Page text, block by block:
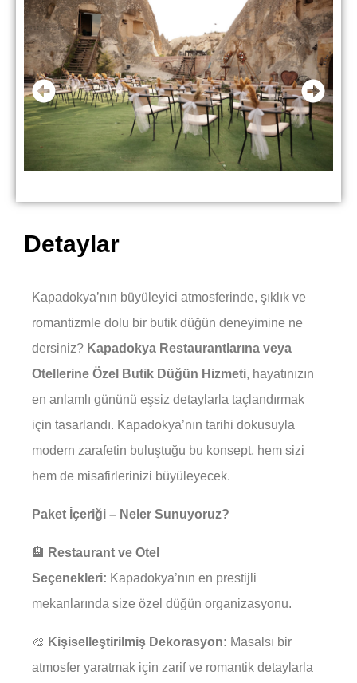
Detaylar
Kapadokya’nın büyüleyici atmosferinde, şıklık ve
romantizmle dolu bir butik düğün deneyimine ne
dersiniz? Kapadokya Restaurantlarına veya
Otellerine Özel Butik Düğün Hizmeti, hayatınızın
en anlamlı gününü eşsiz detaylarla taçlandırmak
için tasarlandı. Kapadokya’nın tarihi dokusuyla
modern zarafetin buluştuğu bu konsept, hem sizi
hem de misafirlerinizi büyüleyecek.
Paket İçeriği – Neler Sunuyoruz?
🏨 Restaurant ve Otel
Seçenekleri: Kapadokya’nın en prestijli
mekanlarında size özel düğün organizasyonu.
🎨 Kişiselleştirilmiş Dekorasyon: Masalsı bir
atmosfer yaratmak için zarif ve romantik detaylarla